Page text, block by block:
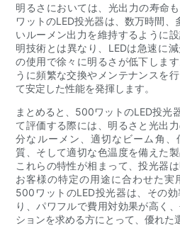
明るさにおいては、光出力の寿命
ワットのLED投光器は、数万時間
いルーメン出力を維持するように
明技術とは異なり、LEDは急速に
の使用で徐々に明るさが低下しま
うに頻繁な交換やメンテナンスを
て安定した性能を発揮します。
まとめると、500ワットのLED投光
て評価する際には、明るさと光出
分なルーメン、適切なビーム角、
質、そして適切な色温度を備えた
これらの特性が相まって、投光器
お客様の特定の用途に合わせた実
500ワットのLED投光器は、その
り、パワフルで費用対効果が高く
ションを求める方にとって、優れた